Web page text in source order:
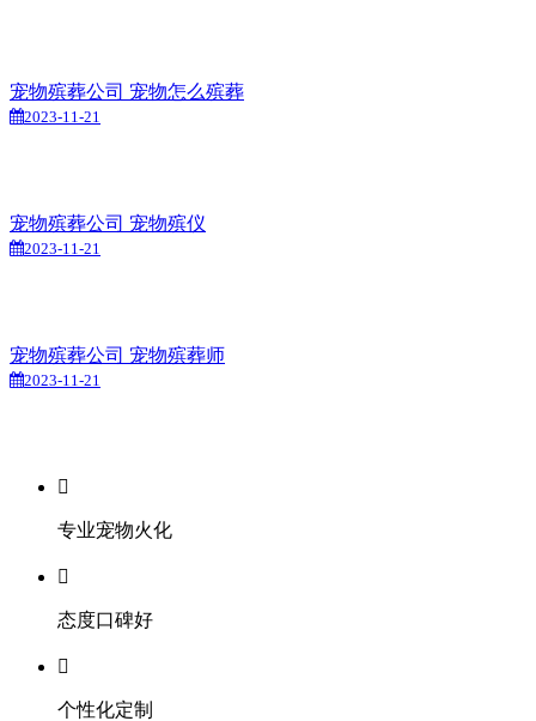
宠物殡葬公司 宠物怎么殡葬
2023-11-21
宠物殡葬公司 宠物殡仪
2023-11-21
宠物殡葬公司 宠物殡葬师
2023-11-21

专业宠物火化

态度口碑好

个性化定制